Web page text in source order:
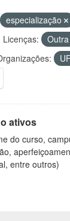
especialização
Licenças:
ativos
do curso,
entre outros)